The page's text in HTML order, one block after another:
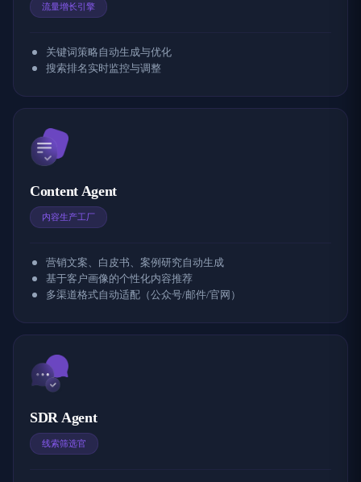
流量增长引擎
关键词策略自动生成与优化
搜索排名实时监控与调整
Content Agent
内容生产工厂
营销文案、白皮书、案例研究自动生成
基于客户画像的个性化内容推荐
多渠道格式自动适配（公众号/邮件/官网）
SDR Agent
线索筛选官